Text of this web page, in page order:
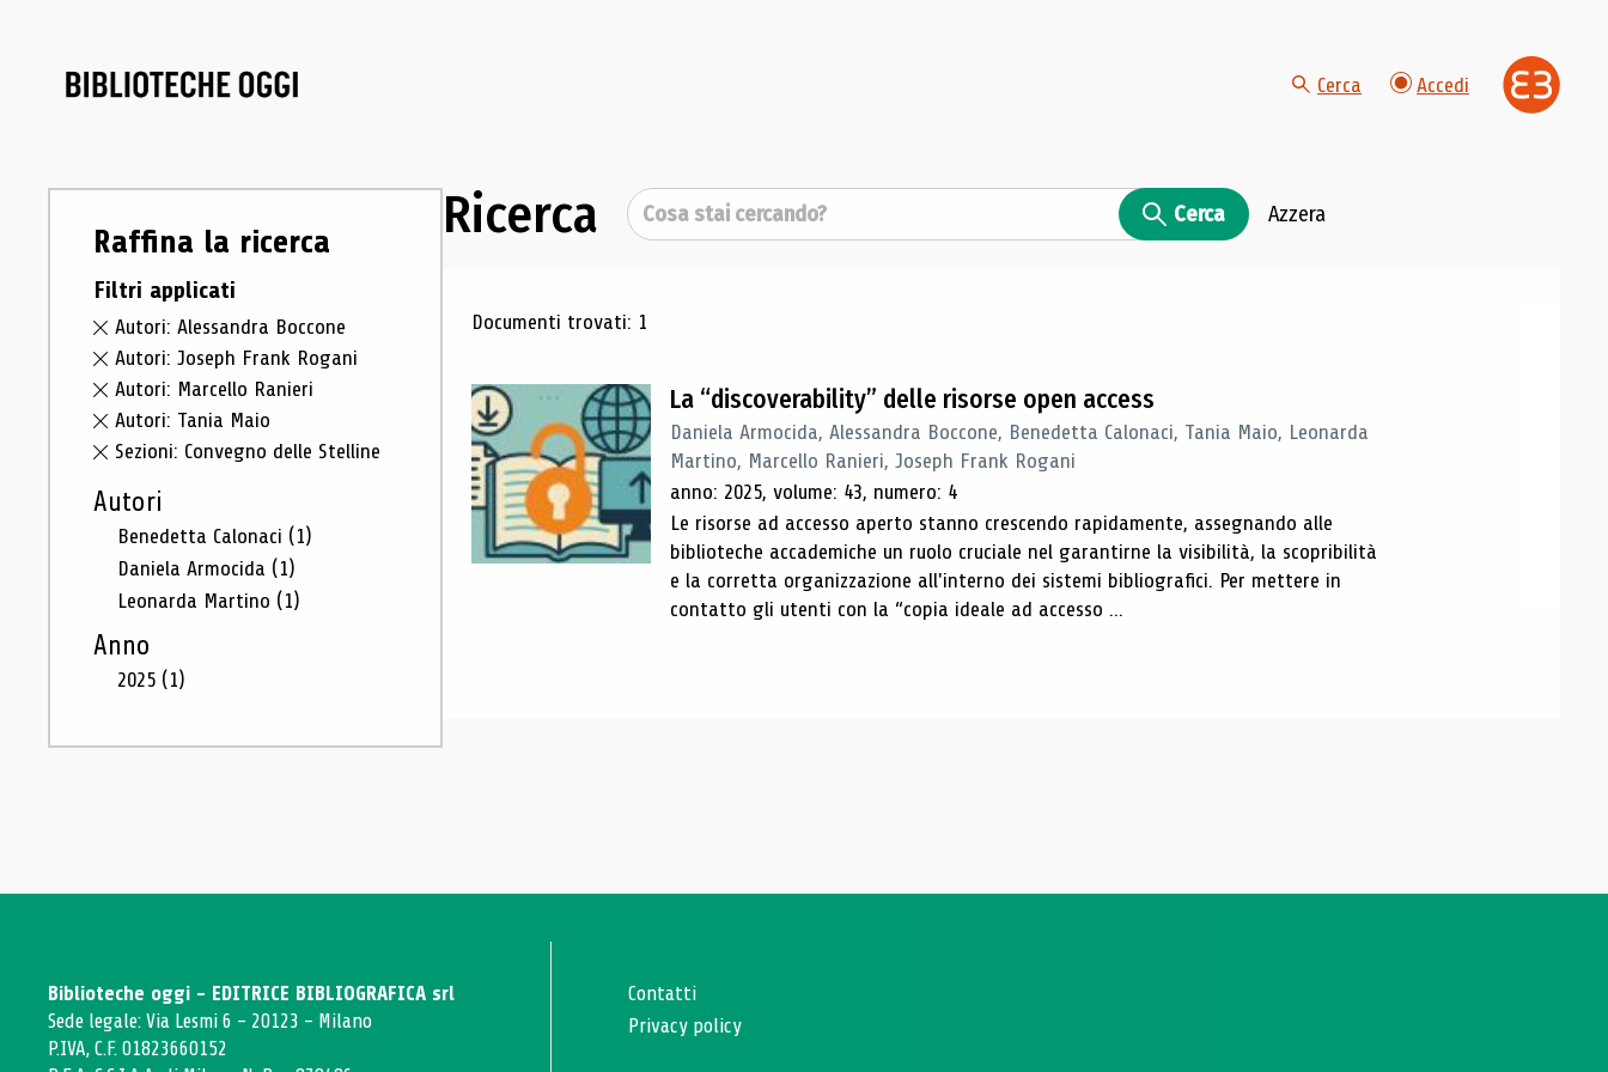
Cerca Accedi
Raffina la ricerca
Filtri applicati
Autori: Alessandra Boccone
Autori: Joseph Frank Rogani
Autori: Marcello Ranieri
Autori: Tania Maio
Sezioni: Convegno delle Stelline
Autori
Benedetta Calonaci (1)
Daniela Armocida (1)
Leonarda Martino (1)
Anno
2025 (1)
Ricerca Cerca Cerca Azzera
Risultati di ricerca
Documenti trovati: 1
La “discoverability” delle risorse open access
Daniela Armocida, Alessandra Boccone, Benedetta Calonaci, Tania Maio, Leonarda
Martino, Marcello Ranieri, Joseph Frank Rogani
anno: 2025, volume: 43, numero: 4
Le risorse ad accesso aperto stanno crescendo rapidamente, assegnando alle
biblioteche accademiche un ruolo cruciale nel garantirne la visibilità, la scopribilità
e la corretta organizzazione all'interno dei sistemi bibliografici. Per mettere in
contatto gli utenti con la “copia ideale ad accesso ...
Biblioteche oggi - EDITRICE BIBLIOGRAFICA srl
Sede legale: Via Lesmi 6 - 20123 - Milano
P.IVA, C.F. 01823660152
Contatti
Privacy policy